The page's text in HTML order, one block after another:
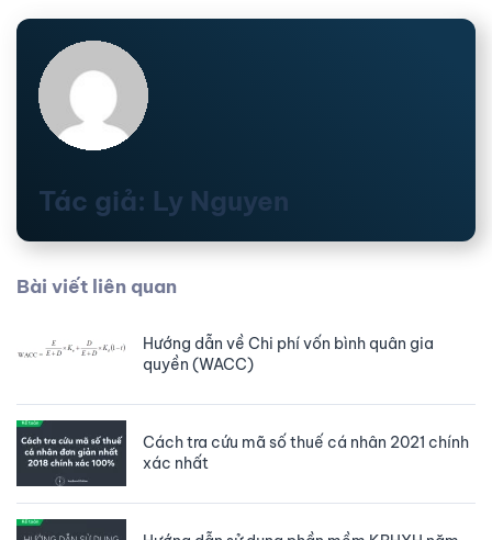
Tác giả: Ly Nguyen
Bài viết liên quan
Hướng dẫn về Chi phí vốn bình quân gia
quyền (WACC)
Cách tra cứu mã số thuế cá nhân 2021 chính
xác nhất